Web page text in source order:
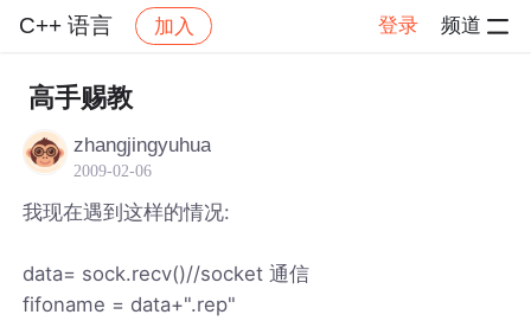
C++ 语言 加入 登录 频道
社区 C++ 语言
高手赐教
zhangjingyuhua
2009-02-06
我现在遇到这样的情况:
data= sock.recv()//socket 通信
fifoname = data+".rep"